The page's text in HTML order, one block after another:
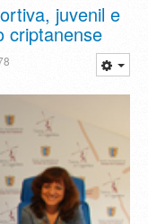
juvenil e
criptanense